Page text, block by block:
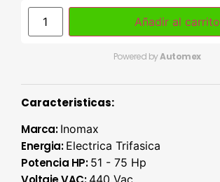
Añadir al carrito
Powered byAutomex
Caracteristicas:
Marca: Inomax
Energia: Electrica Trifasica
Potencia HP: 51 - 75 Hp
440 Vac